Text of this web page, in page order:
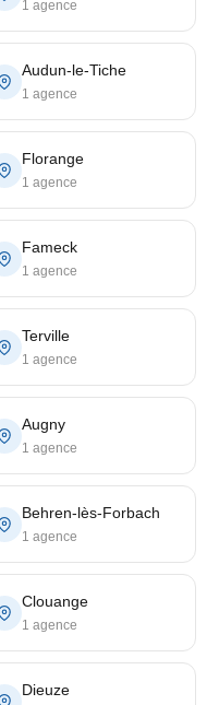
1 agence
Audun-le-Tiche
1 agence
Florange
1 agence
Fameck
1 agence
Terville
1 agence
Augny
1 agence
Behren-lès-Forbach
1 agence
Clouange
1 agence
Dieuze